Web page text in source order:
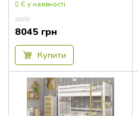
212x170x107
212x172.5x87.5
212x172x115
212x181x125
212x186x120
212x188x116
Є у наявності
Оцінка
0.00
з
8045 грн
Купити